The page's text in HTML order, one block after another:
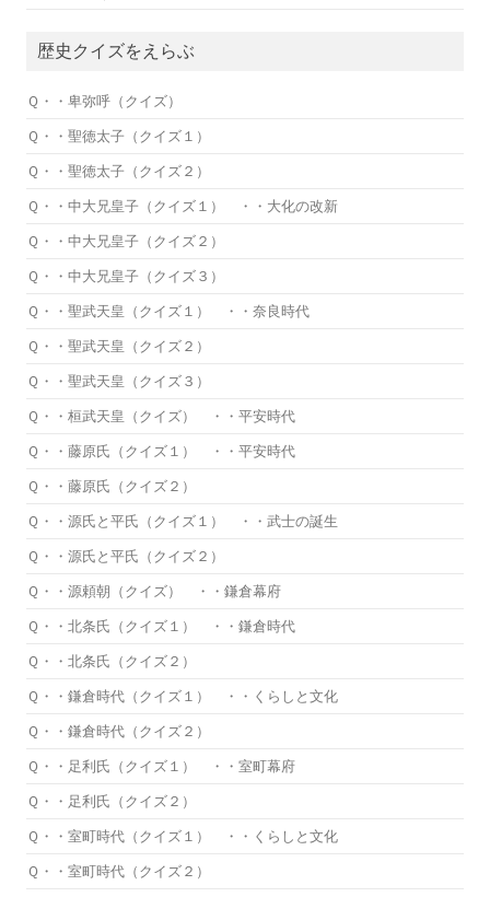
歴史クイズをえらぶ
Ｑ・・卑弥呼（クイズ）
Ｑ・・聖徳太子（クイズ１）
Ｑ・・聖徳太子（クイズ２）
Ｑ・・中大兄皇子（クイズ１） ・・大化の改新
Ｑ・・中大兄皇子（クイズ２）
Ｑ・・中大兄皇子（クイズ３）
Ｑ・・聖武天皇（クイズ１） ・・奈良時代
Ｑ・・聖武天皇（クイズ２）
Ｑ・・聖武天皇（クイズ３）
Ｑ・・桓武天皇（クイズ） ・・平安時代
Ｑ・・藤原氏（クイズ１） ・・平安時代
Ｑ・・藤原氏（クイズ２）
Ｑ・・源氏と平氏（クイズ１） ・・武士の誕生
Ｑ・・源氏と平氏（クイズ２）
Ｑ・・源頼朝（クイズ） ・・鎌倉幕府
Ｑ・・北条氏（クイズ１） ・・鎌倉時代
Ｑ・・北条氏（クイズ２）
Ｑ・・鎌倉時代（クイズ１） ・・くらしと文化
Ｑ・・鎌倉時代（クイズ２）
Ｑ・・足利氏（クイズ１） ・・室町幕府
Ｑ・・足利氏（クイズ２）
Ｑ・・室町時代（クイズ１） ・・くらしと文化
Ｑ・・室町時代（クイズ２）